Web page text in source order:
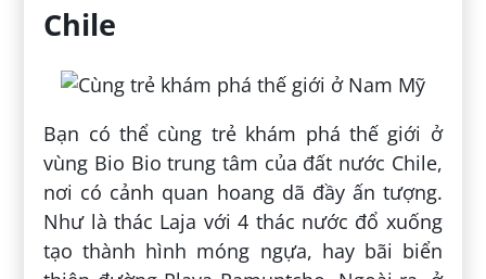
Chile
Bạn có thể cùng trẻ khám phá thế giới ở
vùng Bio Bio trung tâm của đất nước Chile,
nơi có cảnh quan hoang dã đầy ấn tượng.
Như là thác Laja với 4 thác nước đổ xuống
tạo thành hình móng ngựa, hay bãi biển